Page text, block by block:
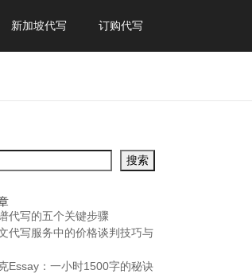
新加坡代写 订购代写
搜索
代写的五个关键步骤
代写服务中的价格谈判技巧与
Essay：一小时1500字的秘诀